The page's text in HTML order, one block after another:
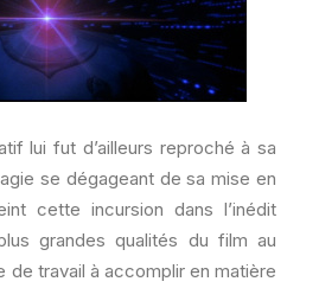
lui fut d’ailleurs reproché à sa
se dégageant de sa mise en
cette incursion dans l’inédit
grandes qualités du film au
de travail à accomplir en matière